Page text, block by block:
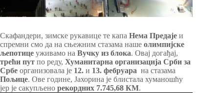
Скафандери, зимске рукавице те капа Нема Предаје и
спремни смо да на сњежним стазама наше олимпијске
љепотице уживамо на Вучку из блока. Овај догађај,
трећи пут по реду, Хуманитарна организација Срби за
Србе организовала је 12. и 13. фебруара на стазама
Пољице. Ове године, Јахорина је блистала хуманошћу
јер је сакупљено рекордних 7.745,68 КМ.